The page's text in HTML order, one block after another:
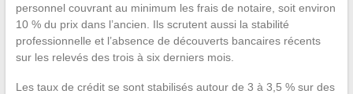
personnel couvrant au minimum les frais de notaire, soit environ
10 % du prix dans l’ancien. Ils scrutent aussi la stabilité
professionnelle et l’absence de découverts bancaires récents
sur les relevés des trois à six derniers mois.
Les taux de crédit se sont stabilisés autour de 3 à 3,5 % sur des